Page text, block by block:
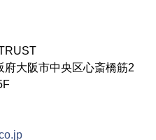
大阪市中央区心斎橋筋2